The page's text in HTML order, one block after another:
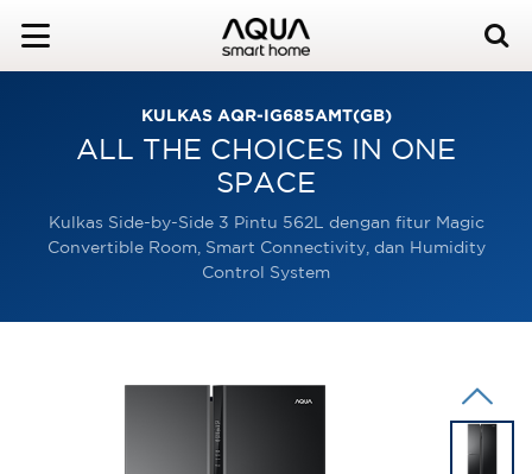
KULKAS AQR-IG685AMT(GB)
ALL THE CHOICES IN ONE
SPACE
Kulkas Side-by-Side 3 Pintu 562L dengan fitur Magic
Convertible Room, Smart Connectivity, dan Humidity
Control System